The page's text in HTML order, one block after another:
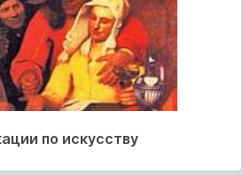
по искусству